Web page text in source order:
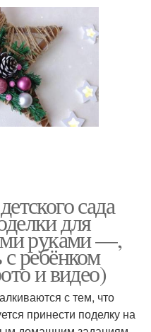
сада
для
руками —,
ребёнком
и видео)
с тем, что
принести поделку на